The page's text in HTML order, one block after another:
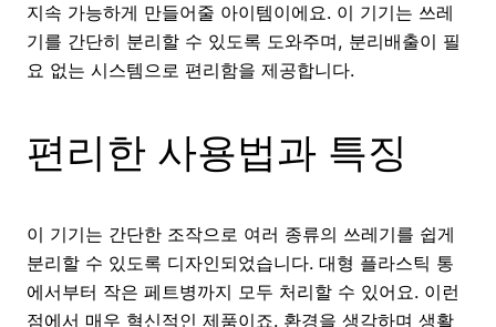
지속 가능하게 만들어줄 아이템이에요. 이 기기는 쓰레
기를 간단히 분리할 수 있도록 도와주며, 분리배출이 필
요 없는 시스템으로 편리함을 제공합니다.
편리한 사용법과 특징
이 기기는 간단한 조작으로 여러 종류의 쓰레기를 쉽게
분리할 수 있도록 디자인되었습니다. 대형 플라스틱 통
에서부터 작은 페트병까지 모두 처리할 수 있어요. 이런
점에서 매우 혁신적인 제품이죠. 환경을 생각하며 생활